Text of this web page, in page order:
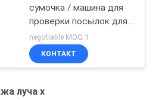
сумочка / машина для
проверки посылок для
отелей / торгового
центра рентгеновский
сканер багажа
багажа
negotiable MOQ:1
КОНТАКТ
луча x